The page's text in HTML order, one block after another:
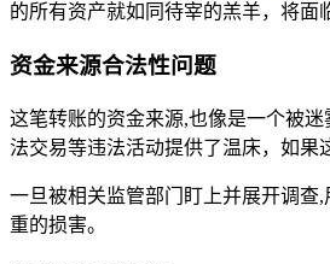
的所有资产就如同待宰的羔羊，将面
资金来源合法性问题
这笔转账的资金来源,也像是一个被
法交易等违法活动提供了温床，如果
一旦被相关监管部门盯上并展开调查
重的损害。